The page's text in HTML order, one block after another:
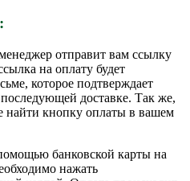
отправит вам ссылку
на оплату будет
которое подтверждает
доставке. Так же,
найти кнопку оплаты в вашем
банковской карты на
нажать